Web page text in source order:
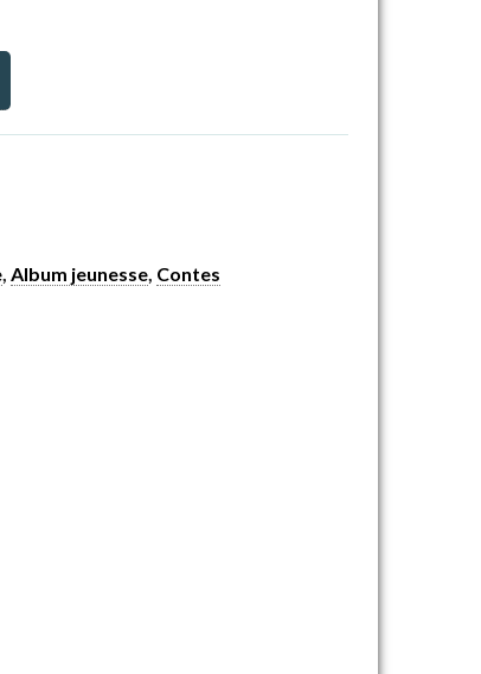
,Album jeunesse, Contes